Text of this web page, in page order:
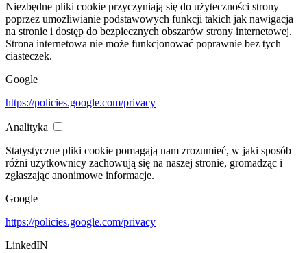
Niezbędne pliki cookie przyczyniają się do użyteczności strony
poprzez umożliwianie podstawowych funkcji takich jak nawigacja
na stronie i dostęp do bezpiecznych obszarów strony internetowej.
Strona internetowa nie może funkcjonować poprawnie bez tych
ciasteczek.
Google
https://policies.google.com/privacy
Analityka
Statystyczne pliki cookie pomagają nam zrozumieć, w jaki sposób
różni użytkownicy zachowują się na naszej stronie, gromadząc i
zgłaszając anonimowe informacje.
Google
https://policies.google.com/privacy
LinkedIN